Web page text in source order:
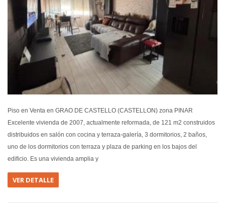
Piso en Venta en GRAO DE CASTELLO (CASTELLON) zona PINAR
Excelente vivienda de 2007, actualmente reformada, de 121 m2 construidos
distribuidos en salón con cocina y terraza-galería, 3 dormitorios, 2 baños,
uno de los dormitorios con terraza y plaza de parking en los bajos del
edificio. Es una vivienda amplia y
VER DETALLE